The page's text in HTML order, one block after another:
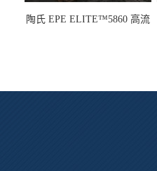
陶氏 EPE ELITE™5860 高流